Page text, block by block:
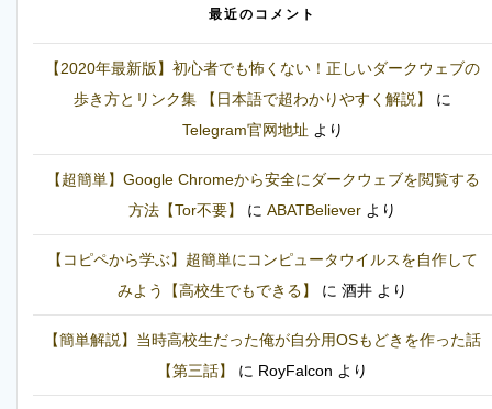
最近のコメント
【2020年最新版】初心者でも怖くない！正しいダークウェブの
歩き方とリンク集 【日本語で超わかりやすく解説】
に
Telegram官网地址 より
【超簡単】Google Chromeから安全にダークウェブを閲覧する
方法【Tor不要】
に ABATBeliever より
【コピペから学ぶ】超簡単にコンピュータウイルスを自作して
みよう【高校生でもできる】
に 酒井 より
【簡単解説】当時高校生だった俺が自分用OSもどきを作った話
【第三話】
に RoyFalcon より